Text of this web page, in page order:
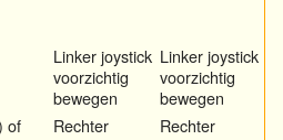
Linker joystick
voorzichtig
bewegen
Linker joystick
voorzichtig
bewegen
of
Rechter
Rechter